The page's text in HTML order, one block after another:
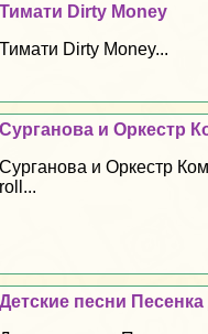
Тимати Dirty Money
Тимати Dirty Money...
Сурганова и Оркестр
Сурганова и Оркестр
roll...
Детские песни Песенка